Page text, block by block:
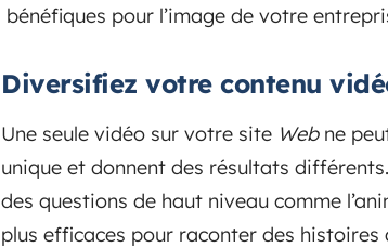
bénéfiques pour l’image de votre
Diversifiez votre contenu
Une seule vidéo sur votre site Webne
unique et donnent des résultats
des questions de haut niveau comme
plus efficaces pour raconter des